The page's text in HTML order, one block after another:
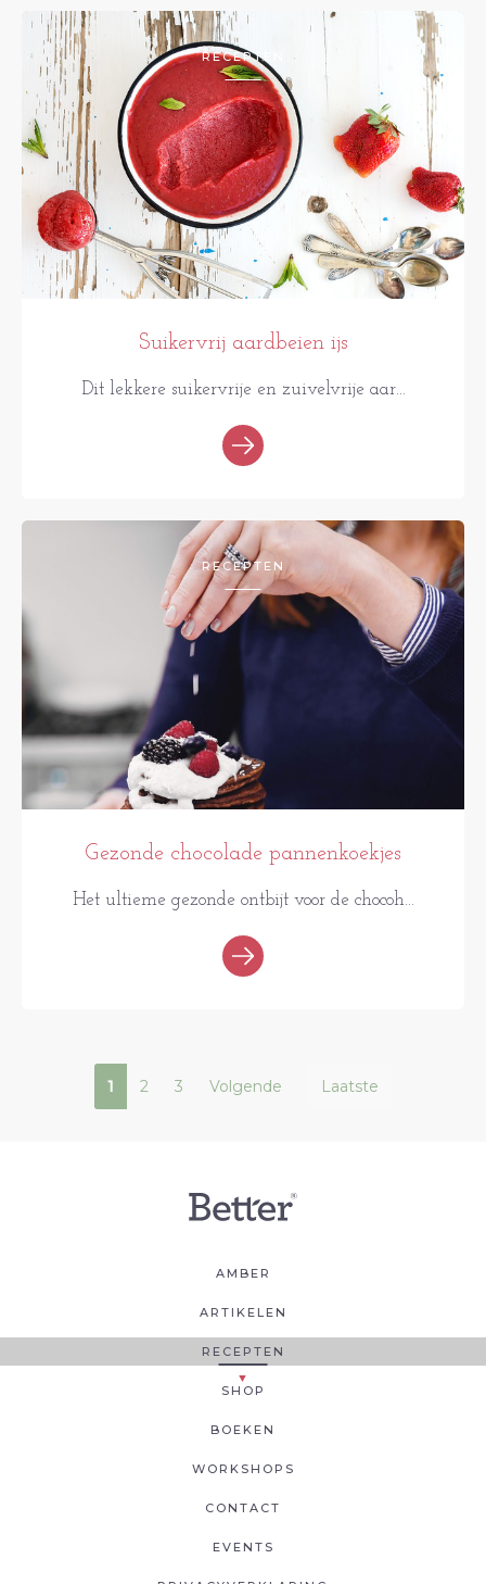
RECEPTEN
Suikervrij aardbeien ijs
Dit lekkere suikervrije en zuivelvrije aar...
RECEPTEN
Gezonde chocolade pannenkoekjes
Het ultieme gezonde ontbijt voor de chocoh...
1 2 3 Volgende Laatste
AMBER
ARTIKELEN
RECEPTEN
SHOP
BOEKEN
WORKSHOPS
CONTACT
EVENTS